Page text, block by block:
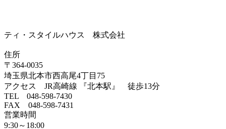
ティ・スタイルハウス 株式会社
住所
〒364-0035
埼玉県北本市西高尾4丁目75
アクセス JR高崎線 『北本駅』 徒歩13分
TEL 048-598-7430
FAX 048-598-7431
営業時間
9:30～18:00